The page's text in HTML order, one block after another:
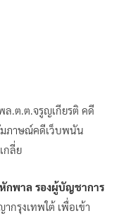
ล.ต.ต.จรูญเกียรติ คดี
ภาษณ์คดีเว็บพนัน
กลี่ย
กพาล รองผู้บัญชาการ
กรุงเทพใต้ เพื่อเข้า